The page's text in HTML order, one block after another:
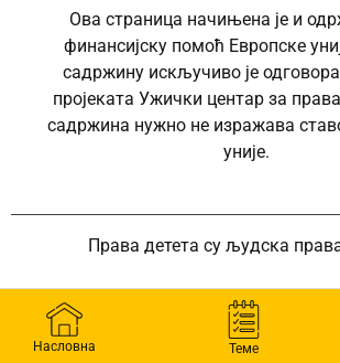
Ова страница начињена је и
финансијску помоћ Европске
садржину искључиво је
пројеката Ужички центар за
садржина нужно не изражава
уније.
Права детета су људска
Насловна Теме